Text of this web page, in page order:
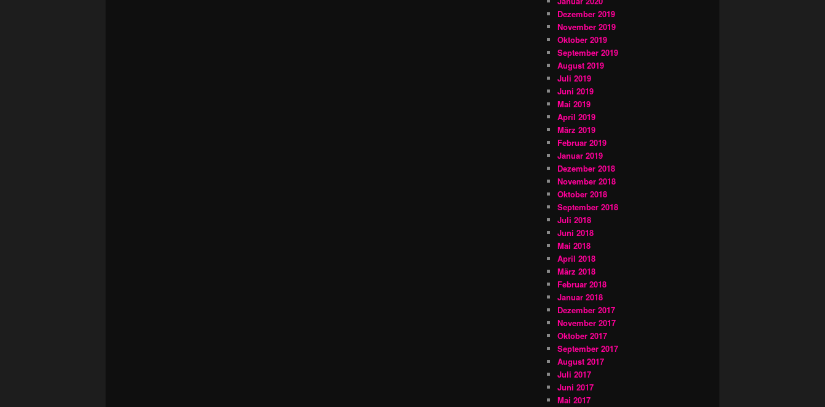
Dezember 2019
November 2019
Oktober 2019
September 2019
August 2019
Juli 2019
Juni 2019
Mai 2019
April 2019
März 2019
Februar 2019
Januar 2019
Dezember 2018
November 2018
Oktober 2018
September 2018
Juli 2018
Juni 2018
Mai 2018
April 2018
März 2018
Februar 2018
Januar 2018
Dezember 2017
November 2017
Oktober 2017
September 2017
August 2017
Juli 2017
Juni 2017
Mai 2017